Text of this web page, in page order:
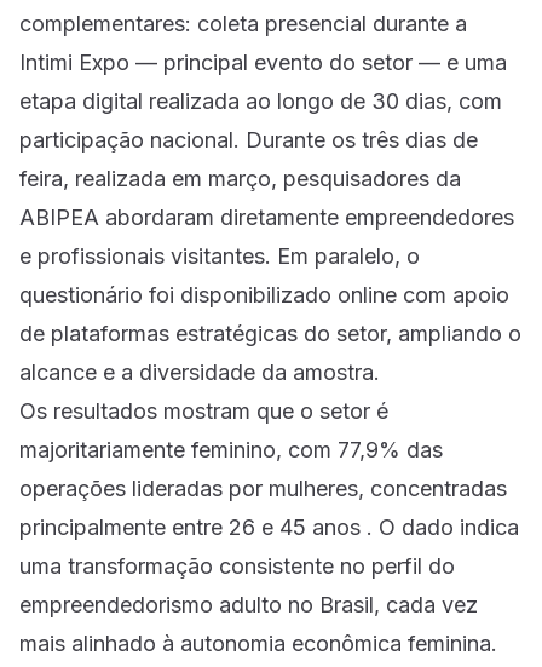
complementares: coleta presencial durante a
Intimi Expo — principal evento do setor — e uma
etapa digital realizada ao longo de 30 dias, com
participação nacional. Durante os três dias de
feira, realizada em março, pesquisadores da
ABIPEA abordaram diretamente empreendedores
e profissionais visitantes. Em paralelo, o
questionário foi disponibilizado online com apoio
de plataformas estratégicas do setor, ampliando o
alcance e a diversidade da amostra.
Os resultados mostram que o setor é
majoritariamente feminino, com 77,9% das
operações lideradas por mulheres, concentradas
principalmente entre 26 e 45 anos . O dado indica
uma transformação consistente no perfil do
empreendedorismo adulto no Brasil, cada vez
mais alinhado à autonomia econômica feminina.